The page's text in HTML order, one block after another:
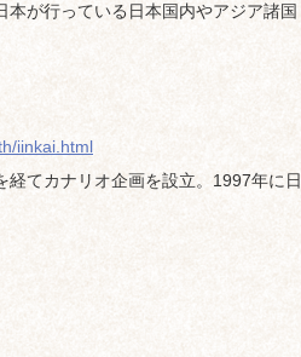
が行っている日本国内やアジア諸国
iinkai.html
てカナリオ企画を設立。1997年に日